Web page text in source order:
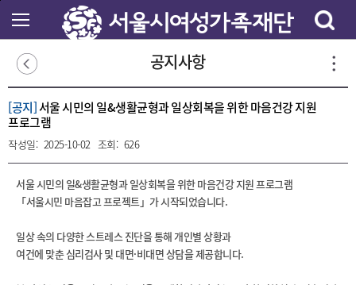
바
기
공지사항
[공지]서울 시민의 일&생활균형과 일상회복을 위한 마음건강 지원
프로그램
작성일: 2025-10-02 조회: 626
서울 시민의 일&생활균형과 일상회복을 위한 마음건강 지원 프로그램
「서울시민 마음잡고 프로젝트」가 시작되었습니다.
일상 속의 다양한 스트레스 진단을 통해 개인별 상황과
여건에 맞춘 심리검사 및 대면·비대면 상담을 제공합니다.